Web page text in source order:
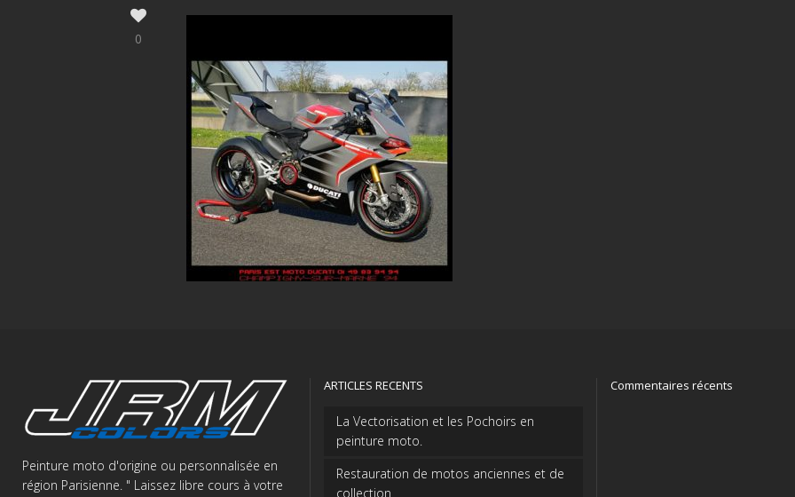
0
Peinture moto d'origine ou personnalisée en
région Parisienne. " Laissez libre cours à votre
ARTICLES RECENTS
La Vectorisation et les Pochoirs en
peinture moto.
Restauration de motos anciennes et de
collection
Commentaires récents